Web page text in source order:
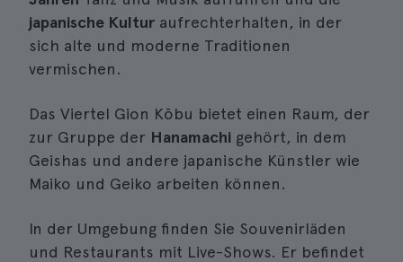
japanische Kultur aufrechterhalten, in der
sich alte und moderne Traditionen
vermischen.
Das Viertel Gion Kōbu bietet einen Raum, der
zur Gruppe der Hanamachi gehört, in dem
Geishas und andere japanische Künstler wie
Maiko und Geiko arbeiten können.
In der Umgebung finden Sie Souvenirläden
und Restaurants mit Live-Shows. Er befindet